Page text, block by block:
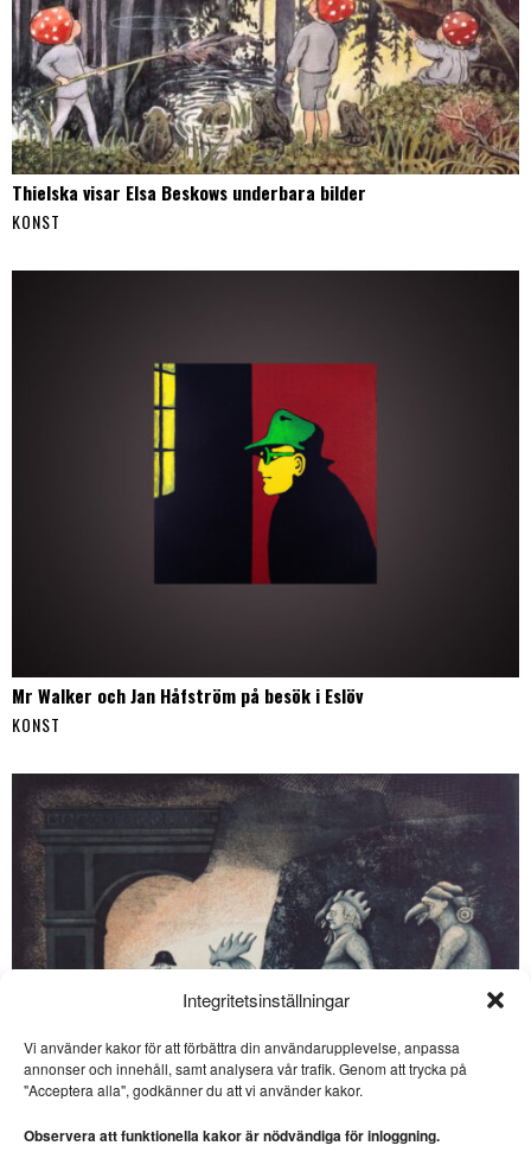
Integritetsinställningar
Vi använder kakor för att förbättra din användarupplevelse, anpassa
annonser och innehåll, samt analysera vår trafik. Genom att trycka på
"Acceptera alla", godkänner du att vi använder kakor.
Observera att funktionella kakor är nödvändiga för inloggning.
Thielska visar Elsa Beskows underbara bilder
KONST
Mr Walker och Jan Håfström på besök i Eslöv
KONST
SE ÄVEN
Bjerström i miljöfrågan